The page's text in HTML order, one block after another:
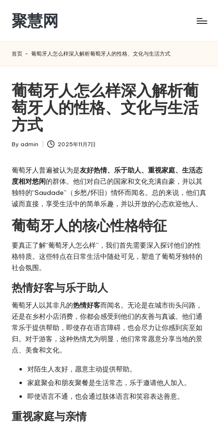
Skip
content
聚慧网
首页 - 葡萄牙人怎么样深入解析葡萄牙人的性格、文化与生活方式
葡萄牙人怎么样深入解析葡
萄牙人的性格、文化与生活
方式
Posted
By admin 2025年11月7日
葡萄牙人普遍被认为是友好热情、乐于助人、重视家庭、生活态
度相对悠闲的群体。他们对自己的国家和文化充满自豪，并以其
独特的“Saudade”（乡愁/怀旧）情怀而闻名。总的来说，他们真
诚而直接，享受生活中的简单乐趣，并以开放的心态欢迎他人。
葡萄牙人的核心性格特征
要真正了解“葡萄牙人怎么样”，我们首先需要深入探讨他们的性
格特质。这些特点在日常生活中随处可见，塑造了葡萄牙独特的
社会氛围。
热情好客与乐于助人
葡萄牙人以其非凡的热情好客而闻名。无论是在城市街头问路，
还是在乡村小店消费，你都会感受到他们的友善与真诚。他们通
常乐于提供帮助，即使存在语言障碍，也会尽力让你感到宾至如
归。对于游客，这种热情尤为明显，他们常常愿意分享当地的景
点、美食和文化。
对陌生人友好，愿意主动提供帮助。
家庭聚会和朋友聚餐是生活常态，乐于邀请他人加入。
即使语言不通，也会通过肢体语言和笑容表达善意。
重视家庭与亲情